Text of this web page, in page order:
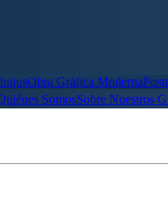
Obra Gráfica Moderna
SomosSobre Nuestros